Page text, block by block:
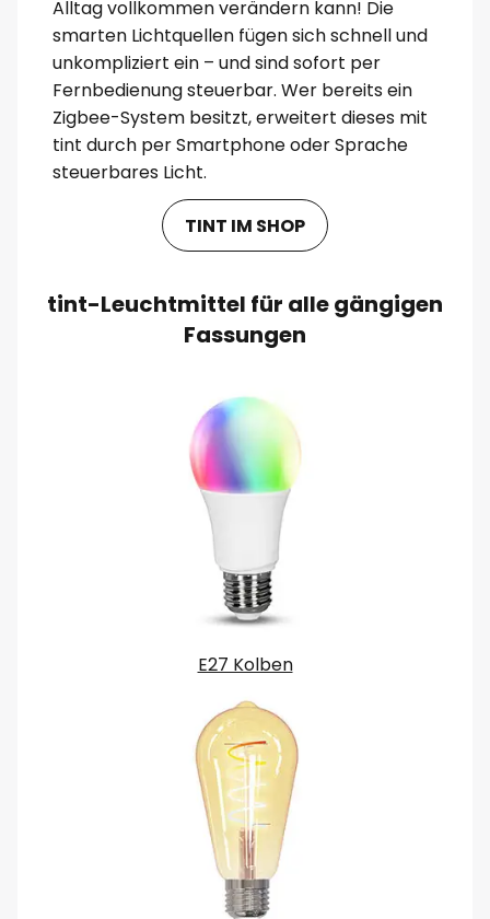
Alltag vollkommen verändern kann! Die
smarten Lichtquellen fügen sich schnell und
unkompliziert ein – und sind sofort per
Fernbedienung steuerbar. Wer bereits ein
Zigbee-System besitzt, erweitert dieses mit
tint durch per Smartphone oder Sprache
steuerbares Licht.
TINT IM SHOP
tint-Leuchtmittel für alle gängigen
Fassungen
E27 Kolben